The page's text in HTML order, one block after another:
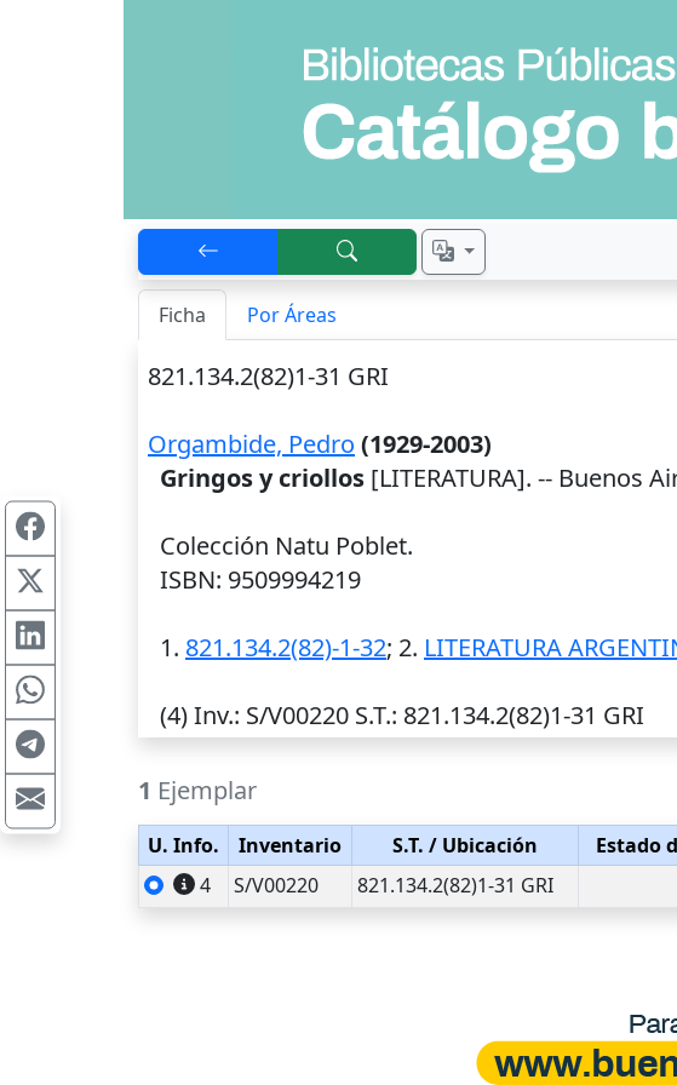
Ficha Por Áreas
821.134.2(82)1-31 GRI
Orgambide, Pedro (1929-2003)
Gringos y criollos [LITERATURA]. -- Buenos
Colección Natu Poblet.
ISBN: 9509994219
1. 821.134.2(82)-1-32; 2. LITERATURA
(4)Inv.: S/V00220 S.T.: 821.134.2(82)1-31 GRI
1 Ejemplar
U. Info. Inventario S.T. / Ubicación Estado
4
S/V00220 821.134.2(82)1-31 GRI